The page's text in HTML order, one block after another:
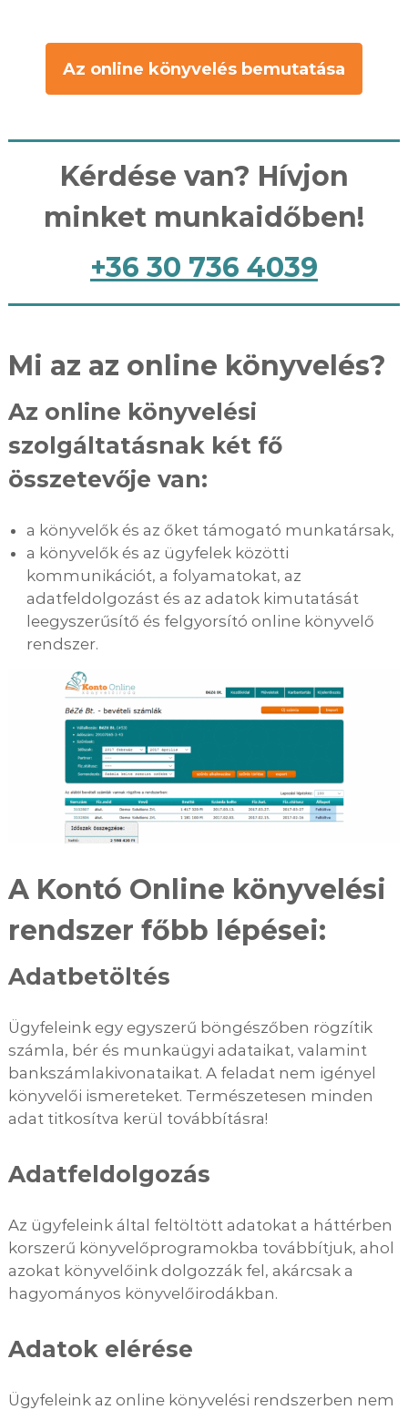
Az online könyvelés bemutatása
Kérdése van? Hívjon
minket munkaidőben!
+36 30 736 4039
Mi az az online könyvelés?
Az online könyvelési
szolgáltatásnak két fő
összetevője van:
a könyvelők és az őket támogató munkatársak,
a könyvelők és az ügyfelek közötti
kommunikációt, a folyamatokat, az
adatfeldolgozást és az adatok kimutatását
leegyszerűsítő és felgyorsító online könyvelő
rendszer.
A Kontó Online könyvelési
rendszer főbb lépései:
Adatbetöltés
Ügyfeleink egy egyszerű böngészőben rögzítik
számla, bér és munkaügyi adataikat, valamint
bankszámlakivonataikat. A feladat nem igényel
könyvelői ismereteket. Természetesen minden
adat titkosítva kerül továbbításra!
Adatfeldolgozás
Az ügyfeleink által feltöltött adatokat a háttérben
korszerű könyvelőprogramokba továbbítjuk, ahol
azokat könyvelőink dolgozzák fel, akárcsak a
hagyományos könyvelőirodákban.
Adatok elérése
Ügyfeleink az online könyvelési rendszerben nem